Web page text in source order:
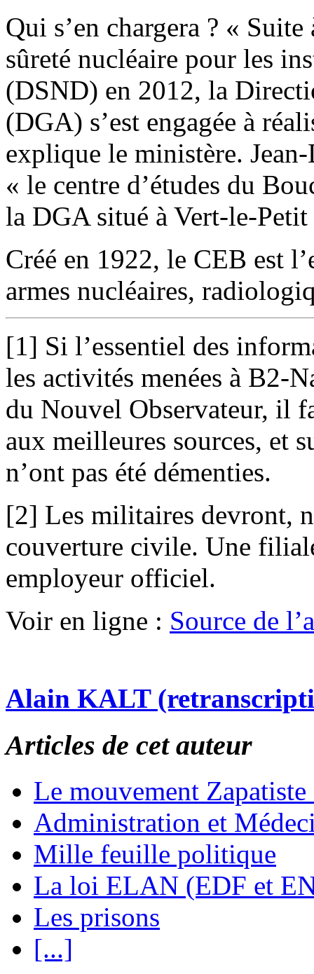
Qui s’en chargera ? «
sûreté nucléaire pour les
(DSND) en 2012, la
(DGA) s’est engagée à
explique le ministère.
« le centre d’études du
la DGA situé à Vert-le-
Créé en 1922, le CEB est
armes nucléaires,
[1] Si l’essentiel des
les activités menées à B2-
du Nouvel Observateur, il
aux meilleures sources, et
n’ont pas été démenties.
[2] Les militaires devront,
couverture civile. Une
employeur officiel.
Voir en ligne : Source de
Alain KALT
Articles de cet auteur
Le mouvement
Administration et
Mille feuille politique
La loi ELAN (EDF et
Les prisons
[...]